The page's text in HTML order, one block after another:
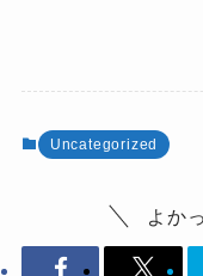
Uncategorized
よか